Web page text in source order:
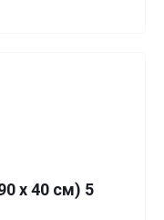
х 40 см) 5